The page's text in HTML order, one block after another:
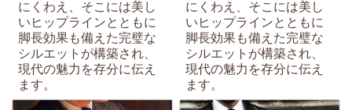
にくわえ、そこには美し
いヒップラインとともに
脚長効果も備えた完璧な
シルエットが構築され、
現代の魅力を存分に伝え
ます。
にくわえ、そこには美し
いヒップラインとともに
脚長効果も備えた完璧な
シルエットが構築され、
現代の魅力を存分に伝え
ます。